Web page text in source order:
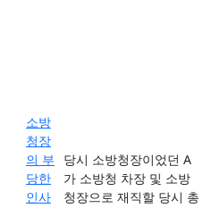
소방
청장
의 부
당한
인사
당시 소방청장이었던 A
가 소방청 차장 및 소방
청장으로 재직할 당시 총